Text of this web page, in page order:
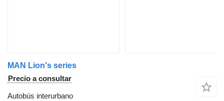
MAN Lion's series
Precio a consultar
Autobús interurbano